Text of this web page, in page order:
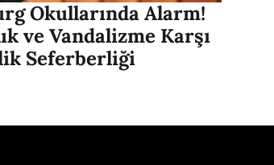
Okullarında Alarm!
ve Vandalizme Karşı
Seferberliği